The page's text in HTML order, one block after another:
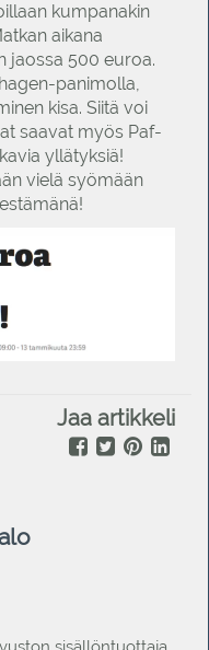
kumpanakin
aikana
jaossa 500 euroa.
panimolla,
kisa. Siitä voi
saavat myös Paf-
yllätyksiä!
vielä syömään
Jaa artikkeli